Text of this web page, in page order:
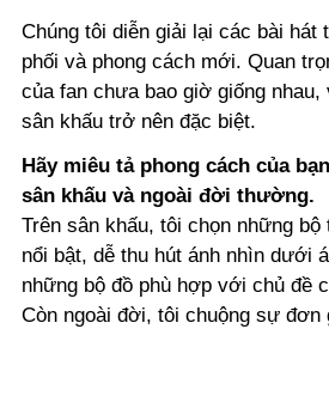
Chúng tôi diễn giải lại các bài hát
phối và phong cách mới. Quan
của fan chưa bao giờ giống nhau,
sân khấu trở nên đặc biệt.
Hãy miêu tả phong cách của
sân khấu và ngoài đời thường.
Trên sân khấu, tôi chọn những
nổi bật, dễ thu hút ánh nhìn dưới
những bộ đồ phù hợp với chủ đề
Còn ngoài đời, tôi chuộng sự đơn